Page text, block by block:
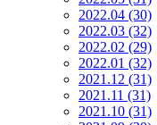
2022.04 (30)
2022.03 (32)
2022.02 (29)
2022.01 (32)
2021.12 (31)
2021.11 (31)
2021.10 (31)